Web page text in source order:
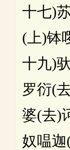
十七)
(上)钵
十九)
罗衍(
婆(去)
奴嗢